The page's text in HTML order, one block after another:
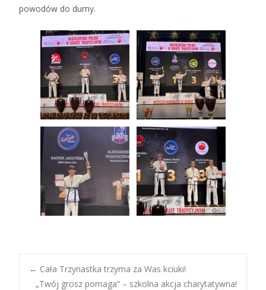
powodów do dumy.
Post
← Cała Trzynastka trzyma za Was kciuki!
„Twój grosz pomaga” – szkolna akcja charytatywna!